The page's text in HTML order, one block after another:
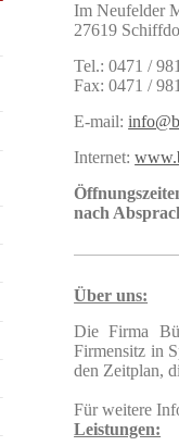
Im Neufelder
27619
Tel.: 0471 /
Fax: 0471 /
E-mail:
Internet:
nach
Über uns:
Die Firma
Firmensitz in
den Zeitplan,
Für weitere
Leistungen: